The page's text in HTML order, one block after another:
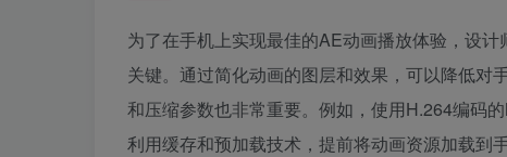
为了在手机上实现最佳的AE动画播放体验，设
关键。通过简化动画的图层和效果，可以降低对
和压缩参数也非常重要。例如，使用H.264编码
利用缓存和预加载技术，提前将动画资源加载到